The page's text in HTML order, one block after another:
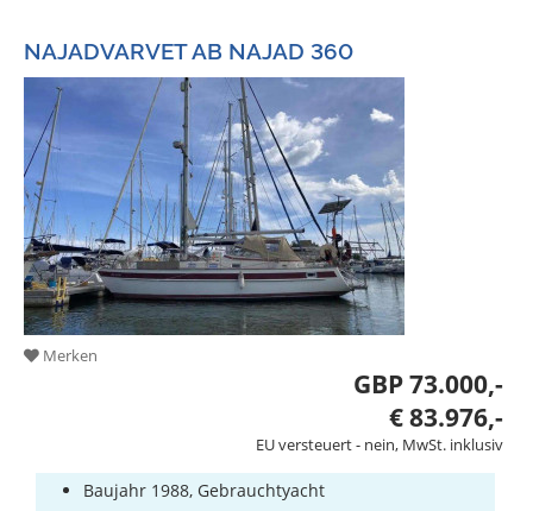
NAJADVARVET AB NAJAD 360
Merken
GBP 73.000,-
€ 83.976,-
EU versteuert - nein, MwSt. inklusiv
Baujahr 1988, Gebrauchtyacht